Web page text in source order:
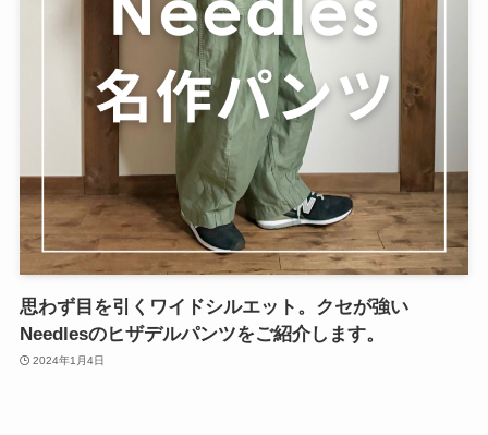
思わず目を引くワイドシルエット。クセが強い
Needlesのヒザデルパンツをご紹介します。
2024年1月4日